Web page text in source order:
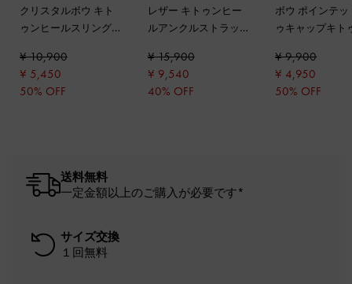
クリスタルボウ キト
ゥンヒールスリングバ
クテクスチャー
¥ 10,900
¥ 5,450
50% OFF
レザー キトゥンヒー
ルアンクルストラップ
プス- ブラックボック
ス
¥ 15,900
¥ 9,540
40% OFF
ボウ ポインテッ
ゥキャップキト
ト
¥ 9,900
¥ 4,950
50% OFF
送料無料
一定金額以上のご購入が必要です*
サイズ交換
１回無料